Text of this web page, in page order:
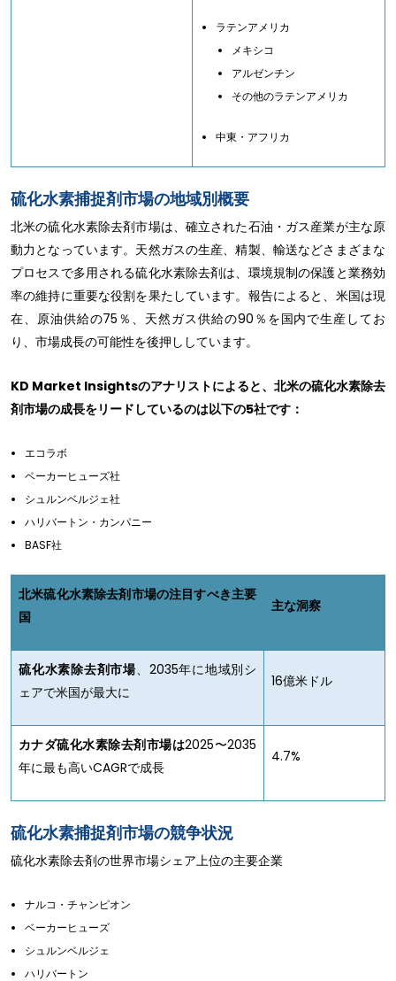
ラテンアメリカ
メキシコ
アルゼンチン
その他のラテンアメリカ
中東・アフリカ
硫化水素捕捉剤市場の地域別概要
北米の硫化水素除去剤市場は、確立された石油・ガス産業が主な原
動力となっています。天然ガスの生産、精製、輸送などさまざまな
プロセスで多用される硫化水素除去剤は、環境規制の保護と業務効
率の維持に重要な役割を果たしています。報告によると、米国は現
在、原油供給の75％、天然ガス供給の90％を国内で生産してお
り、市場成長の可能性を後押ししています。
KD Market Insightsのアナリストによると、北米の硫化水素除去
剤市場の成長をリードしているのは以下の5社です：
エコラボ
ベーカーヒューズ社
シュルンベルジェ社
ハリバートン・カンパニー
BASF社
北米硫化水素除去剤市場の注目すべき主要
国
主な洞察
硫化水素除去剤市場、2035年に地域別シ
ェアで米国が最大に
16億米ドル
カナダ硫化水素除去剤市場は2025〜2035
年に最も高いCAGRで成長
4.7%
硫化水素捕捉剤市場の競争状況
硫化水素除去剤の世界市場シェア上位の主要企業
ナルコ・チャンピオン
ベーカーヒューズ
シュルンベルジェ
ハリバートン